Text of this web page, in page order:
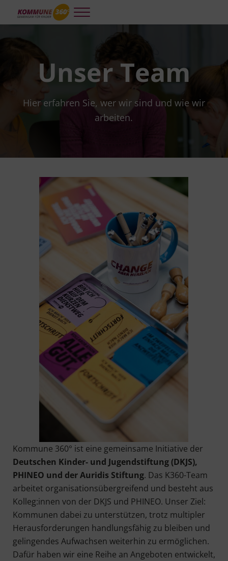
Skip to main content
Skip to header right navigation
Skip to site footer
Kooperative und integrierte Planung und Steuerung für gelingendes
Menu
Unser Team
Hier erfahren Sie, wer wir sind und wie wir
arbeiten.
Kom­mu­ne 360° ist eine gemein­sa­me Initia­ti­ve der
Deut­schen Kin­der- und Jugend­stif­tung (DKJS),
PHINEO und der Auri­dis Stif­tung. Das K360-Team
arbei­tet orga­ni­sa­ti­ons­über­grei­fend und besteht aus
Kolleg:innen von der DKJS und PHINEO. Unser Ziel:
Kom­mu­nen dabei zu unter­stüt­zen, trotz mul­ti­pler
Her­aus­for­de­run­gen hand­lungs­fä­hig zu blei­ben und
gelin­gen­des Auf­wach­sen wei­ter­hin zu ermög­li­chen.
Dafür haben wir eine Rei­he an Ange­bo­ten ent­wi­ckelt,